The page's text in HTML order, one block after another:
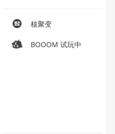
核聚变
BOOOM 试玩中